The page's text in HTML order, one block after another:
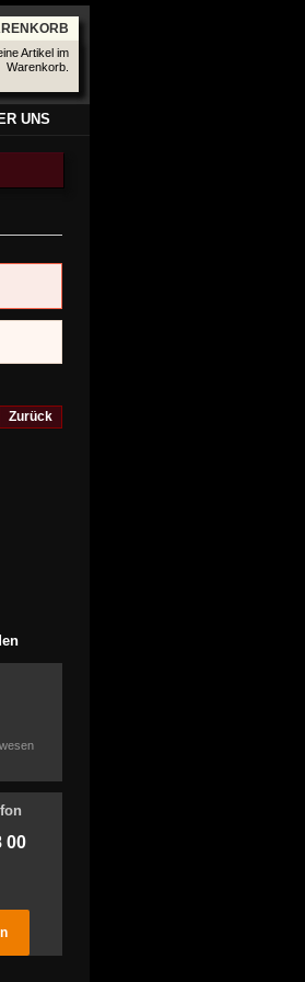
Artikel im
Warenkorb.
UNS
Zurück
00